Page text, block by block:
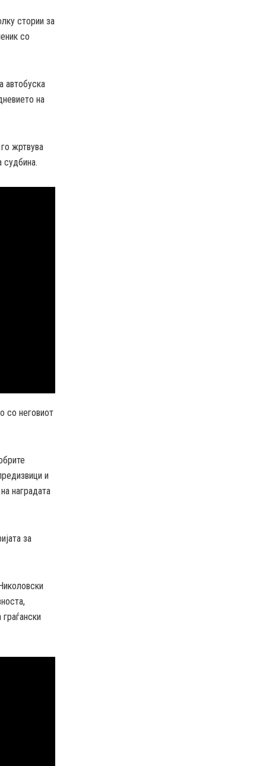
стории за
со
автобуска
на
жртвува
судбина.
со неговиот
и
наградата
за